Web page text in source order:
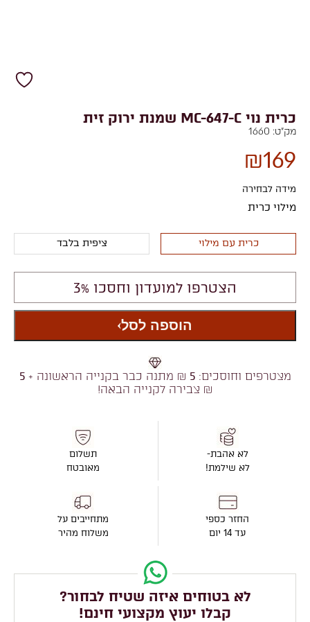
כרית נוי MC-647-C שמנת ירוק זית
מק"ט: 1660
₪169
מידה לבחירה
כרית עם מילוי ציפית בלבד
מילוי כרית
הצטרפו למועדון וחסכו 3%
הוספה לסל
מצטרפים וחוסכים:5 ₪ מתנה כבר בקנייה הראשונה +5
₪ צבירה לקנייה הבאה!
לא אהבת-
לא שילמת!
החזר כספי
עד 14 יום
תשלום
מאובטח
מתחייבים על
משלוח מהיר
לא בטוחים איזה שטיח לבחור?
קבלו יעוץ מקצועי חינם!